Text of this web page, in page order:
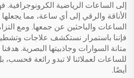
إلى الساعات الرياضية
الأناقة والرقي إلى أي ساعة، مما
الساعات والباحثين عن جمعها. ومع
فإننا باستمرار نستكشف علاجات
متانة السوارات وجاذبيتها البصرية.
للساعات لعملائنا لا تبدو رائعة فحسب،
أيضًا.